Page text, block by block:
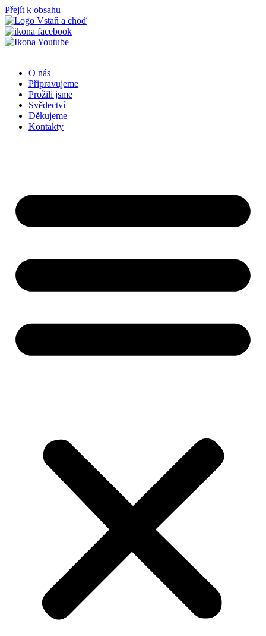
Přejít k obsahu
O nás
Připravujeme
Prožili jsme
Svědectví
Děkujeme
Kontakty